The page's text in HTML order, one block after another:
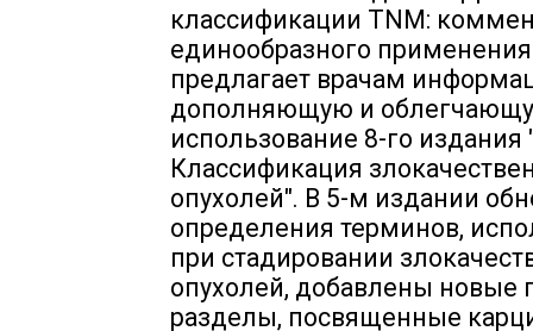
классификации TNM:
единообразного
предлагает врачам
дополняющую и
использование 8-го издания
Классификация
опухолей". В 5-м издании
определения терминов,
при стадировании
опухолей, добавлены новые
разделы, посвященные